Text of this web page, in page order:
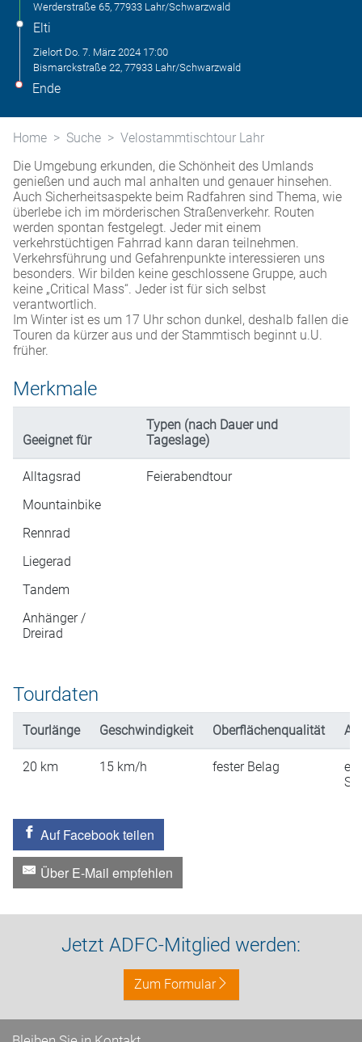
Werderstraße 65, 77933 Lahr/Schwarzwald
Elti
Zielort Do. 7. März 2024 17:00
Bismarckstraße 22, 77933 Lahr/Schwarzwald
Ende
Home Suche
Velostammtischtour Lahr
Die Umgebung erkunden, die Schönheit des Umlands
genießen und auch mal anhalten und genauer hinsehen.
Auch Sicherheitsaspekte beim Radfahren sind Thema, wie
überlebe ich im mörderischen Straßenverkehr. Routen
werden spontan festgelegt. Jeder mit einem
verkehrstüchtigen Fahrrad kann daran teilnehmen.
Verkehrsführung und Gefahrenpunkte interessieren uns
besonders. Wir bilden keine geschlossene Gruppe, auch
keine „Critical Mass“. Jeder ist für sich selbst
verantwortlich.
Im Winter ist es um 17 Uhr schon dunkel, deshalb fallen die
Touren da kürzer aus und der Stammtisch beginnt u.U.
früher.
Merkmale
Geeignet für
Typen (nach Dauer und
Tageslage)
Alltagsrad
Mountainbike
Rennrad
Liegerad
Tandem
Anhänger /
Dreirad
Feierabendtour
Tourdaten
Tourlänge Geschwindigkeit Oberflächenqualität
20 km 15 km/h fester Belag
Auf Facebook teilen
Über E-Mail empfehlen
Jetzt ADFC-Mitglied werden:
Zum Formular